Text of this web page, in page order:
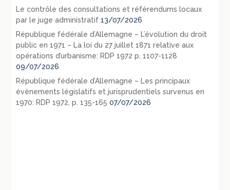
Le contrôle des consultations et référendums locaux
par le juge administratif 13/07/2026
République fédérale d’Allemagne – L’évolution du droit
public en 1971 – La loi du 27 juillet 1871 relative aux
opérations d’urbanisme: RDP 1972 p. 1107-1128
09/07/2026
République fédérale d’Allemagne – Les principaux
évènements législatifs et jurisprudentiels survenus en
1970: RDP 1972, p. 135-165 07/07/2026